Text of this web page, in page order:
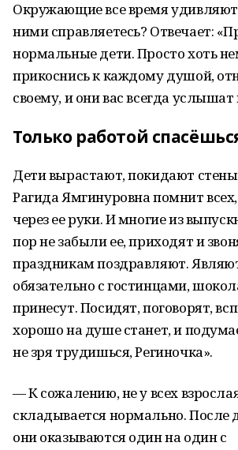
Окружающие все время
ними справляетесь? Отвечает:
нормальные дети. Просто хоть
прикоснись к каждому душой,
своему, и они вас всегда
Только работой
Дети вырастают, покидают
Рагида Ямгинуровна помнит
через ее руки. И многие из
пор не забыли ее, приходят и
праздникам поздравляют.
обязательно с гостинцами,
принесут. Посидят, поговорят,
хорошо на душе станет, и
не зря трудишься, Региночка».
— К сожалению, не у всех
складывается нормально. После
они оказываются один на один с